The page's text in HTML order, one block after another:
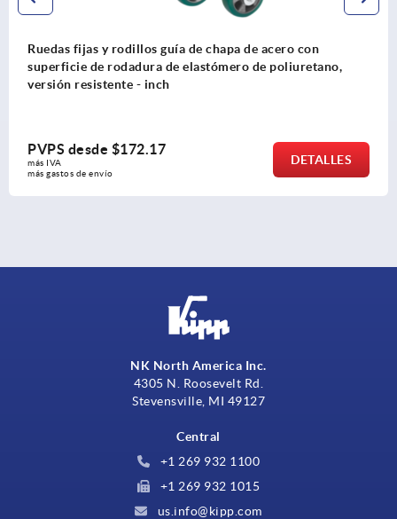
Ruedas fijas y rodillos guía de chapa de acero con
superficie de rodadura de elastómero de poliuretano,
versión resistente - inch
PVPS desde $172.17
más IVA
más gastos de envío
DETALLES
NK North America Inc.
4305 N. Roosevelt Rd.
Stevensville, MI 49127
Central
+1 269 932 1100
+1 269 932 1015
us.info@kipp.com